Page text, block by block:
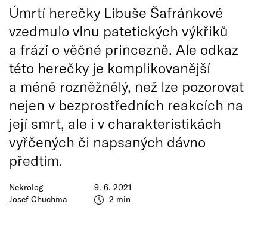
Nekrolog
Josef Chuchma
9. 6. 2021
2 min
Úmrtí herečky Libuše Šafránkové
vzedmulo vlnu patetických výkřiků
a frází o věčné princezně. Ale odkaz
této herečky je komplikovanější
a méně rozněžnělý, než lze pozorovat
nejen v bezprostředních reakcích na
její smrt, ale i v charakteristikách
vyřčených či napsaných dávno
předtím.